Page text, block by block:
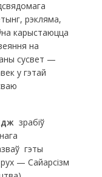
рэкляма,
карыстаюцца
на
сусвет —
у гэтай
зрабіў
гэты
— Сайарсізм